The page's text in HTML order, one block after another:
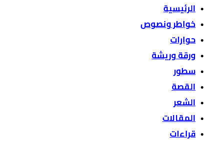
الرئيسية
خواطر ونصوص
حوارات
ورقة وريشة
سطور
القصة
الشعر
المقالات
قراءات